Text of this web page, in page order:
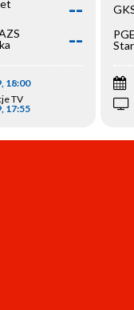
--
--
18:00
TV
17:55